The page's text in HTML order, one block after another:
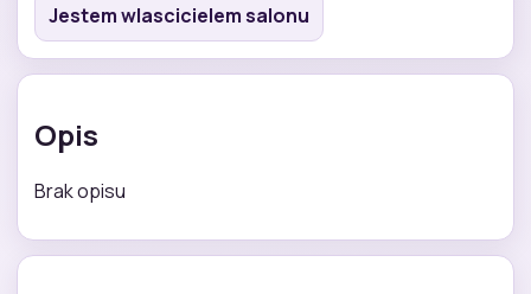
Jestem wlascicielem salonu
Opis
Brak opisu